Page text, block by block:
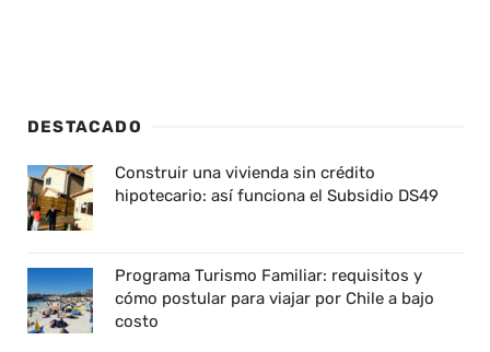
DESTACADO
Construir una vivienda sin crédito
hipotecario: así funciona el Subsidio DS49
Programa Turismo Familiar: requisitos y
cómo postular para viajar por Chile a bajo
costo